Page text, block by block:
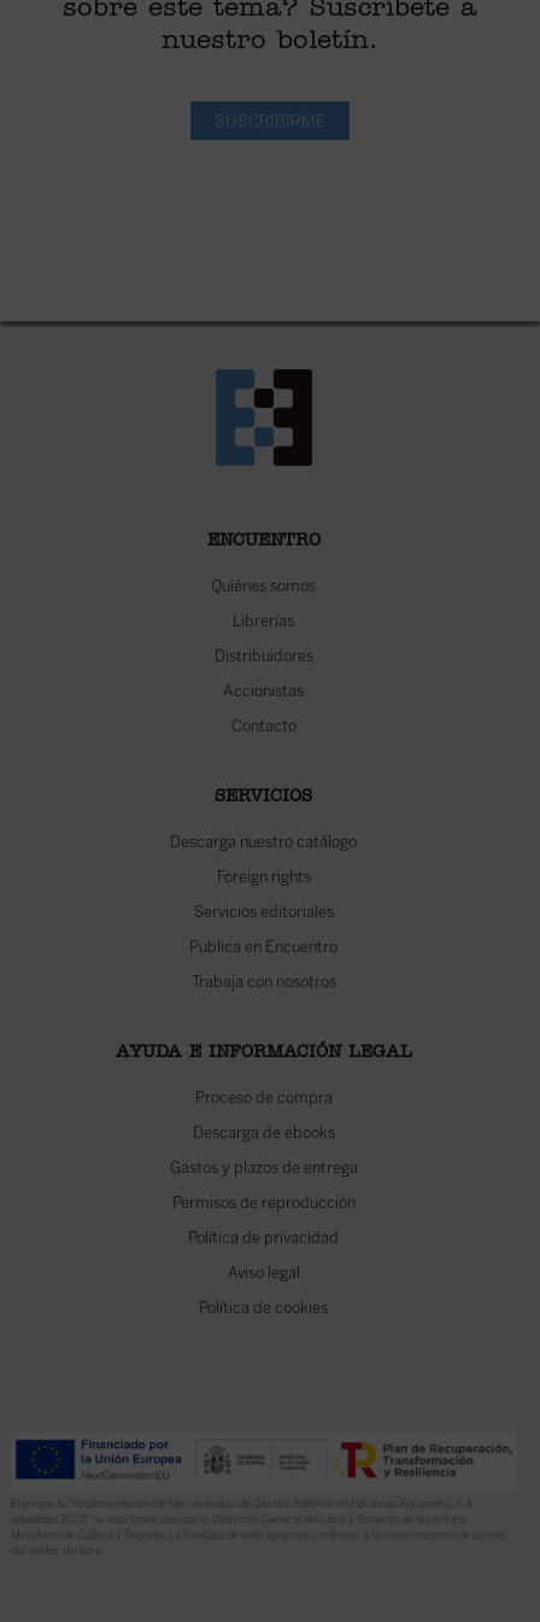
sobre este tema? Suscríbete a
nuestro boletín.
SUSCRIBIRME
ENCUENTRO
Quiénes somos
Librerías
Distribuidores
Accionistas
Contacto
SERVICIOS
Descarga nuestro catálogo
Foreign rights
Servicios editoriales
Publica en Encuentro
Trabaja con nosotros
AYUDA E INFORMACIÓN LEGAL
Proceso de compra
Descarga de ebooks
Gastos y plazos de entrega
Permisos de reproducción
Política de privacidad
Aviso legal
Política de cookies
El proyecto “Implementación de herramientas de Gestión Editorial en Ediciones Encuentro, S.A.
anualidad 2022” ha sido financiado por la Dirección General del Libro y Fomento de la Lectura,
Ministerio de Cultura y Deporte. La finalidad de este apoyo es contribuir a la modernización de pymes
del sector del libro.